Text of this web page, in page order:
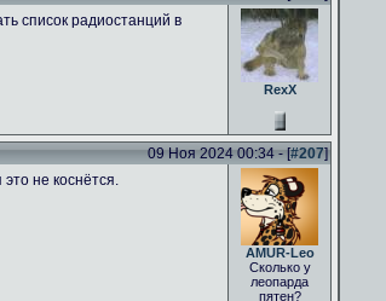
список радиостанций в
RexX
09 Ноя 2024 00:34 - [#207]
не коснётся.
AMUR-Leo
Сколько у
леопарда
пятен?